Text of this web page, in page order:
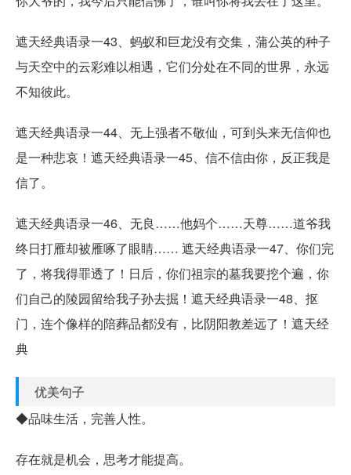
遮天经典语录一43、蚂蚁和巨龙没有交集，蒲公英的种子
与天空中的云彩难以相遇，它们分处在不同的世界，永远
不知彼此。
遮天经典语录一44、无上强者不敬仙，可到头来无信仰也
是一种悲哀！遮天经典语录一45、信不信由你，反正我是
信了。
遮天经典语录一46、无良……他妈个……天尊……道爷我
终日打雁却被雁啄了眼睛…… 遮天经典语录一47、你们完
了，将我得罪透了！日后，你们祖宗的墓我要挖个遍，你
们自己的陵园留给我子孙去掘！遮天经典语录一48、抠
门，连个像样的陪葬品都没有，比阴阳教差远了！遮天经
典
优美句子
◆品味生活，完善人性。
存在就是机会，思考才能提高。